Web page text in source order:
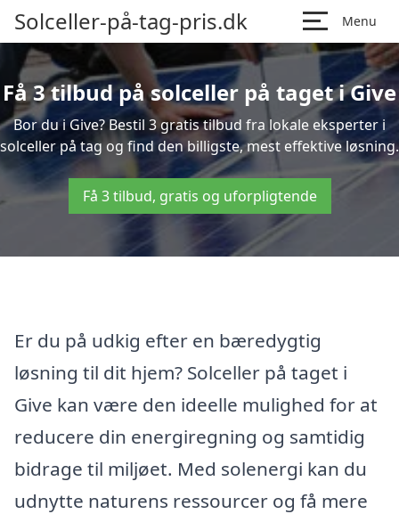
Solceller-på-tag-pris.dk Menu
Få 3 tilbud på solceller på taget i Give
Bor du i Give? Bestil 3 gratis tilbud fra lokale eksperter i
solceller på tag og find den billigste, mest effektive løsning.
Få 3 tilbud, gratis og uforpligtende
Er du på udkig efter en bæredygtig
løsning til dit hjem? Solceller på taget i
Give kan være den ideelle mulighed for at
reducere din energiregning og samtidig
bidrage til miljøet. Med solenergi kan du
udnytte naturens ressourcer og få mere